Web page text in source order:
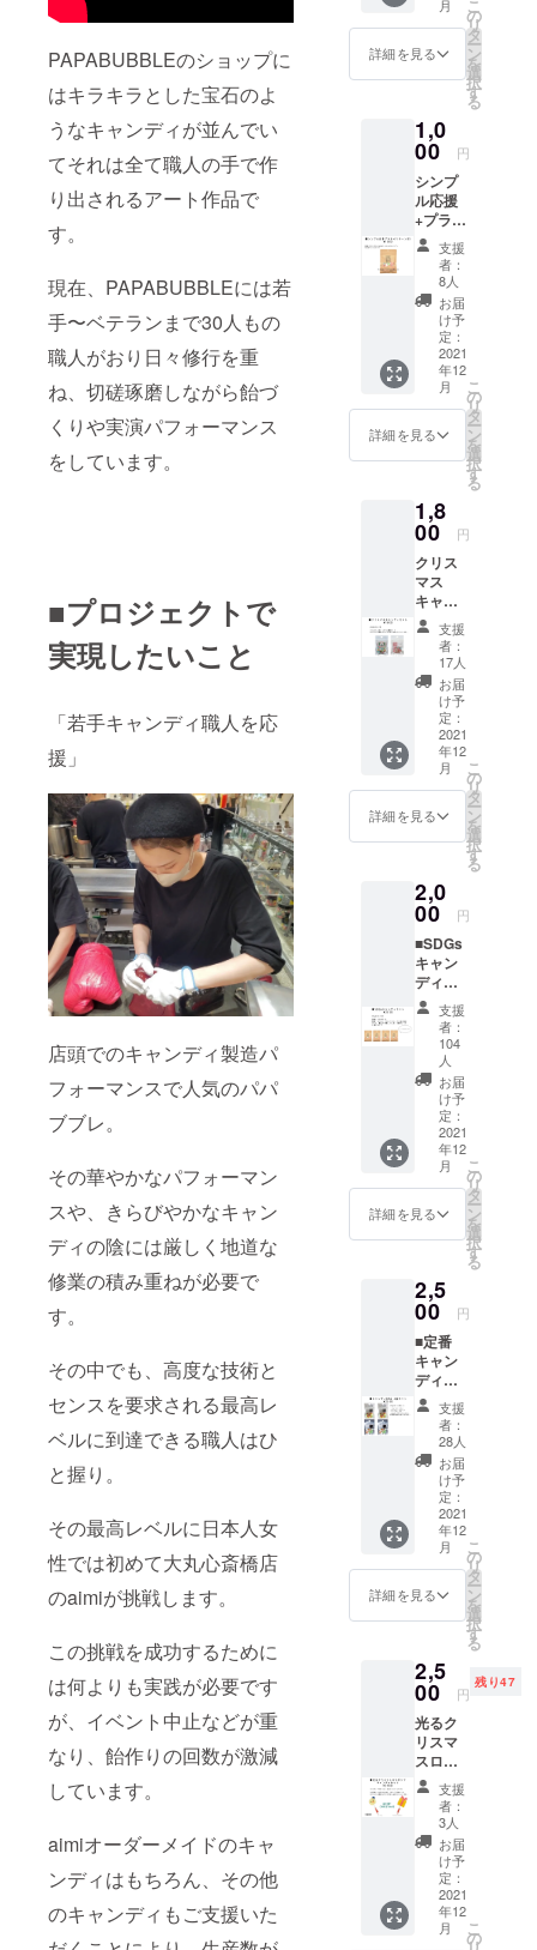
PAPABUBBLEのショップに
はキラキラとした宝石のよ
うなキャンディが並んでい
てそれは全て職人の手で作
り出されるアート作品で
す。
現在、PAPABUBBLEには若
手〜ベテランまで30人もの
職人がおり日々修行を重
ね、切磋琢磨しながら飴づ
くりや実演パフォーマンス
をしています。
■プロジェクトで
実現したいこと
「若手キャンディ職人を応
援」
店頭でのキャンディ製造パ
フォーマンスで人気のパパ
ブブレ。
その華やかなパフォーマン
スや、きらびやかなキャン
ディの陰には厳しく地道な
修業の積み重ねが必要で
す。
その中でも、高度な技術と
センスを要求される最高レ
ベルに到達できる職人はひ
と握り。
その最高レベルに日本人女
性では初めて大丸心斎橋店
のaimiが挑戦します。
この挑戦を成功するために
は何よりも実践が必要です
が、イベント中止などが重
なり、飴作りの回数が激減
しています。
aimiオーダーメイドのキャ
ンディはもちろん、その他
のキャンディもご支援いた
味と、ほろ
ほろとほど
ける口溶
その他、宝
石のような
グミやチョ
コレート
は、パパブ
ブレならで
はのフルー
ティーな美
味しさが評
判。
ーーーーー
ーーーーー
ーーーーー
ーーーーー
Instagramア
カウント
papabubblej
apan
https://www.i
nstagram.co
m/papabubbl
ejapan/?
公式オンラ
インショッ
https://www.
papabubble.
https://www.
papabubble.j
p/
公式
チャンネル
https://www.y
outube.com/
channel/UCs
qriKoeg6fyv
Hxo5_r95rw/
featured
ーーーーー
ーーーーー
ーーーーー
ーーーーー
月
詳細を見る
こ
の
リ
タ
ー
ン
を
選
択
す
る
1,0
00 円
シンプ
ル応援
+プラス
BAG×1
袋 ※
色、味
は届い
てから
のお楽
しみ
【原材
料】 砂
糖、水
飴／酸
味料、
香料、
（赤
102、赤
106、黄
4、黄
5、青
1、青
2、酸化
チタ
ン）
【内容
量】
50gキャ
ンディ
BAG×1
袋 【賞
味期
限】 製
り4ヶ月
方法】
24度以
下の冷
暗所で
保存
【注意
事項】
開封後
はなる
べくお
早めに
お召し
上がり
くださ
支援
者：
8人
お届
け予
定：
2021
年12
月
詳細を見る
こ
の
リ
タ
ー
ン
を
選
択
す
る
1,8
00 円
クリス
マス
キャン
ディ
セット
40gBA
G×2袋
（クリ
スマス
ミック
ス×1/ス
ノーマ
ンミッ
クス
×1）
【原材
糖、水
飴／酸
味料、
香料、
着色料
（赤
102、赤
106、黄
4、黄
5、青
1、青
2、酸化
チタ
ン）
【お届
け】
12/25迄
にお届
40gキャ
ンディ
BAG×2
味期
限】 製
造日よ
り4ヶ月
【保存
方法】
24度以
下の冷
暗所で
保存
【注意
事項】
はなる
べくお
上がり
くださ
い
支援
者：
17人
お届
け予
定：
2021
年12
月
詳細を見る
こ
の
リ
タ
ー
ン
を
選
択
す
る
2,0
00 円
■SDGs
キャン
ディ
BAG
4袋セッ
50gBA
G×4袋
セット
若手職
人がつ
くった
ロス
キャン
ディの
柄はラ
ンダム
に入り
ます。
【原材
料】 砂
糖、水
飴／酸
味料、
香料、
着色料
（赤
102、赤
106、黄
4、黄
5、青
1、青
【内容
量】
G×4袋
【賞味
期限】
製造日
より4ヶ
月 【保
存方
法】 24
度以下
の冷暗
所で保
存 【注
支援
者：
104
人
お届
け予
定：
2021
年12
月
詳細を見る
こ
の
リ
タ
ー
ン
を
選
択
す
る
2,5
00 円
■定番
キャン
ディ
BAG
4袋セッ
40gBA
G×4袋
セット
・フ
ルーツ
ミック
ス ・サ
ン
キュー
ミック
ハート
ミック
ス ・
aimiオ
リジナ
ルミッ
クス
【原材
料】 フ
ルーツ
ミック
ス：砂
糖、水
飴／酸
味料、
支援
者：
28人
お届
け予
定：
2021
年12
月
詳細を見る
こ
の
リ
タ
ー
ン
を
選
択
す
る
2,5
00 円
残り47
光るク
リスマ
スロリ
ポップ
セット
ロリ
ポップ
×2本 ※
色、味
はラン
ダムと
なりま
支援
者：
3人
お届
け予
定：
2021
年12
月
こ
の